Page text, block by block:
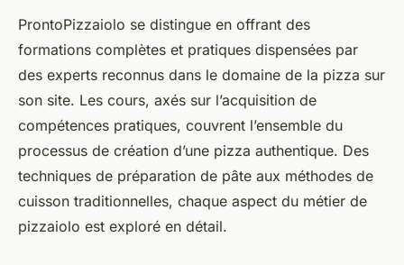
ProntoPizzaiolo se distingue en offrant des
formations complètes et pratiques dispensées par
des experts reconnus dans le domaine de la pizza sur
son site. Les cours, axés sur l’acquisition de
compétences pratiques, couvrent l’ensemble du
processus de création d’une pizza authentique. Des
techniques de préparation de pâte aux méthodes de
cuisson traditionnelles, chaque aspect du métier de
pizzaiolo est exploré en détail.